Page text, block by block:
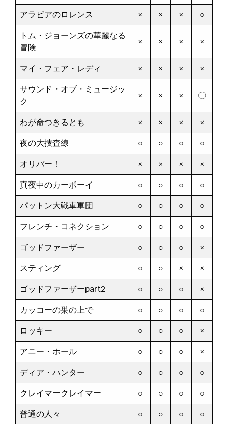
アラビアのロレンス
× × ×
○
トム・ジョーンズの華麗なる
冒険
× × × ×
マイ・フェア・レディ × × ×
×
サウンド・オブ・ミュージッ
ク
× × × 〇
わが命つきるとも × × ×
×
夜の大捜査線
○ ○ ○
○
オリバー！
× × ×
×
真夜中のカーボーイ
○ ○ ○
○
パットン大戦車軍団
○ ○ ○
○
フレンチ・コネクション
○ ○ ○
○
ゴッドファーザー
○ ○ ○
×
スティング
○ ○ ×
×
ゴッドファーザーpart2
○ ○ ○
×
カッコーの巣の上で
○ ○ ○
○
ロッキー
○ ○ ○
×
アニー・ホール
○ ○ ○
×
ディア・ハンター
○ ○ ○
○
クレイマークレイマー
○ ○ ○
○
普通の人々
○ ○ ○
○